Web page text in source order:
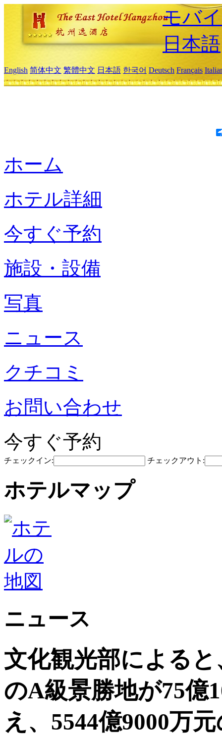
モバ
日本語
English 简体中文 繁體中文 日本語 한국어 Deutsch Français
ホーム
ホテル詳細
今すぐ予約
施設・設備
写真
ニュース
クチコミ
お問い合わせ
今すぐ予約
チェックイン: チェックアウト:
ホテルマップ
ニュース
文化観光部によると
のA級景勝地が75億
え、5544億9000万